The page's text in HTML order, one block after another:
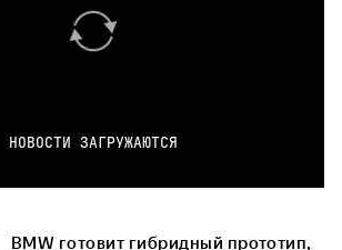
НОВОСТИ ЗАГРУЖАЮТСЯ
BMW готовит гибридный прототип,